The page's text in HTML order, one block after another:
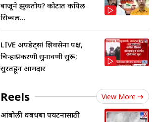
बाजूने झुकतोय? कोर्टात कपिल
सिब्बल...
LIVE अपडेट्स! शिवसेना पक्ष,
चिन्हाप्रकरणी सुनावणी सुरू;
सुरतहून आमदार
Reels View More
आंबोली धबधबा पर्यटनासाठी